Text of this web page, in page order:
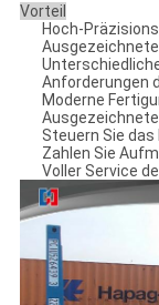
Vorteil
Hoch-
Anforderungen
Moderne
Steuern Sie
Zahlen Sie
Voller Service